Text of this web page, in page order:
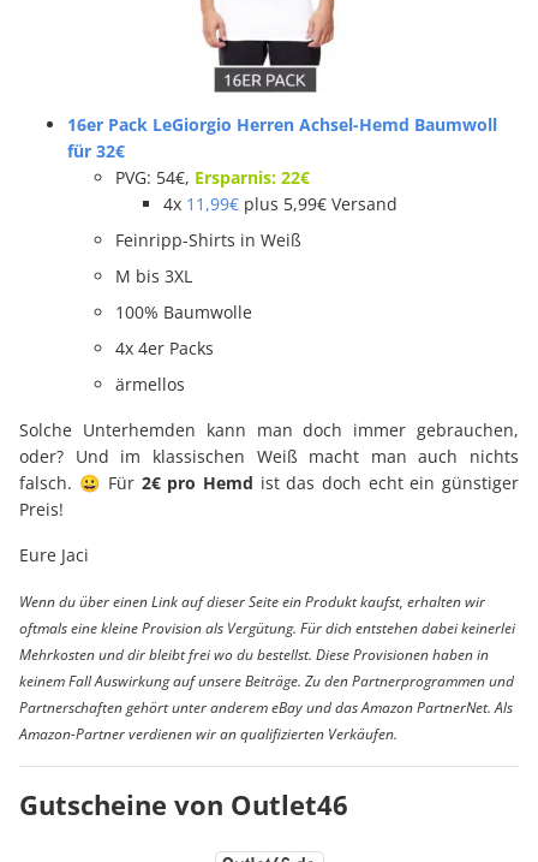
16er Pack LeGiorgio Herren Achsel-Hemd Baumwoll
für 32€
PVG: 54€, Ersparnis: 22€
4x 11,99€ plus 5,99€ Versand
Feinripp-Shirts in Weiß
M bis 3XL
100% Baumwolle
4x 4er Packs
ärmellos
Solche Unterhemden kann man doch immer gebrauchen,
oder? Und im klassischen Weiß macht man auch nichts
falsch. 😀 Für 2€ pro Hemd ist das doch echt ein günstiger
Preis!
Eure Jaci
Wenn du über einen Link auf dieser Seite ein Produkt kaufst, erhalten wir
oftmals eine kleine Provision als Vergütung. Für dich entstehen dabei keinerlei
Mehrkosten und dir bleibt frei wo du bestellst. Diese Provisionen haben in
keinem Fall Auswirkung auf unsere Beiträge. Zu den Partnerprogrammen und
Partnerschaften gehört unter anderem eBay und das Amazon PartnerNet. Als
Amazon-Partner verdienen wir an qualifizierten Verkäufen.
Gutscheine von Outlet46